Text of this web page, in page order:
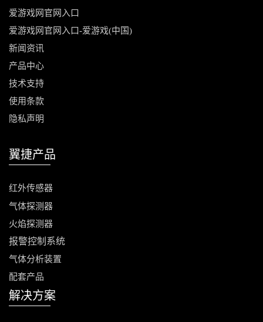
爱游戏网官网入口
爱游戏网官网入口-爱游戏(中国)
新闻资讯
产品中心
技术支持
使用条款
隐私声明
翼捷产品
红外传感器
气体探测器
火焰探测器
报警控制 系统
气体分析装置
配套产品
解决方案